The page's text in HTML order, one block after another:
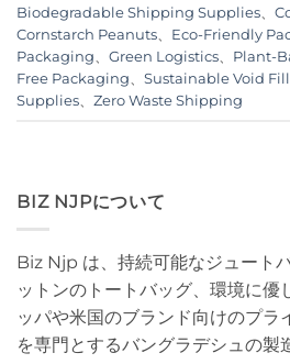
Biodegradable Shipping Supplies
Cornstarch Peanuts
Eco-Friendly
Packaging
Green Logistics Plant-
Free Packaging
Sustainable Void Fill
Supplies
Zero Waste Shipping
BIZ NJPについて
Biz Njp は、持続可能なジュート
ットンのトートバッグ、環境に優
ッパや米国のブランド向けのプラ
を専門とするバングラデシュの製